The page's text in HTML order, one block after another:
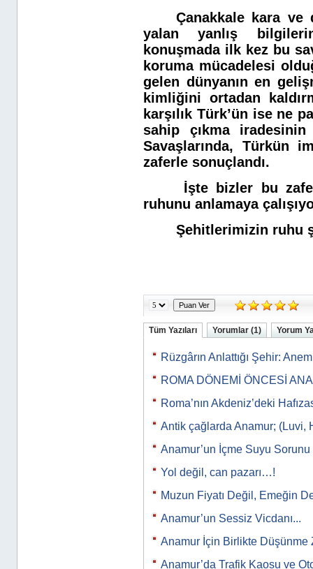
Çanakkale kara ve
yalan yanlış
konuşmada ilk kez bu
koruma mücadelesi
gelen dünyanın en
kimliğini ortadan
karşılık Türk’ün ise ne
sahip çıkma iradesinin
Savaşlarında, Türkün
zaferle sonuçlandı.
İşte bizler bu
ruhunu anlamaya
Şehitlerimizin ruhu
Tüm Yazıları Yorumlar (1) Yorum
Rüzgârın Anlattığı Şehir:
ROMA DÖNEMİ ÖNCESİ
Roma’nın Akdeniz’deki
Antik çağlarda Anamur; (Luvi,
Anamur’un İçme Suyu Sorunu
Yol değil, can pazarı…!
Muzun Fiyatı Değil, Emeğin
Anamur’un Sessiz Vicdanı...
Anamur İçin Birlikte Düşünme
Anamur’da Trafik Kaosu ve